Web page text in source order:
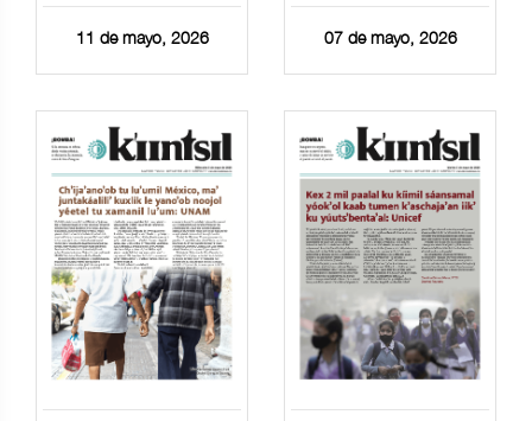
11 de mayo, 2026 07 de mayo, 2026